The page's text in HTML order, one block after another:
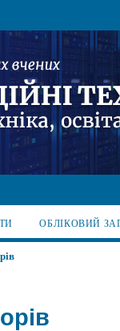
ОБЛІКОВИЙ